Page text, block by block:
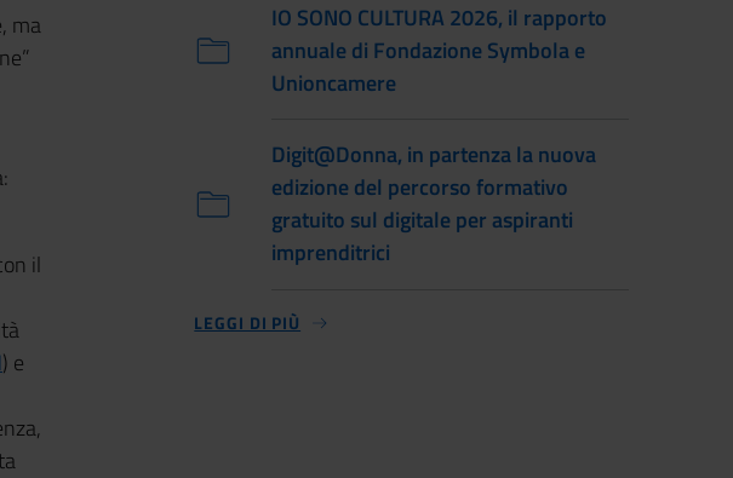
ma
il
) e
IO SONO CULTURA 2026, il rapporto
annuale di Fondazione Symbola e
Unioncamere
Digit@Donna, in partenza la nuova
edizione del percorso formativo
gratuito sul digitale per aspiranti
imprenditrici
LEGGI DI PIÙ